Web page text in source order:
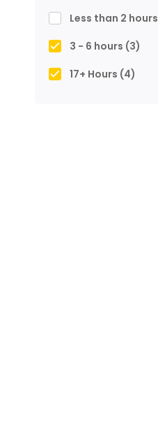
Less than 2 hours
3 - 6 hours (3)
17+ Hours (4)